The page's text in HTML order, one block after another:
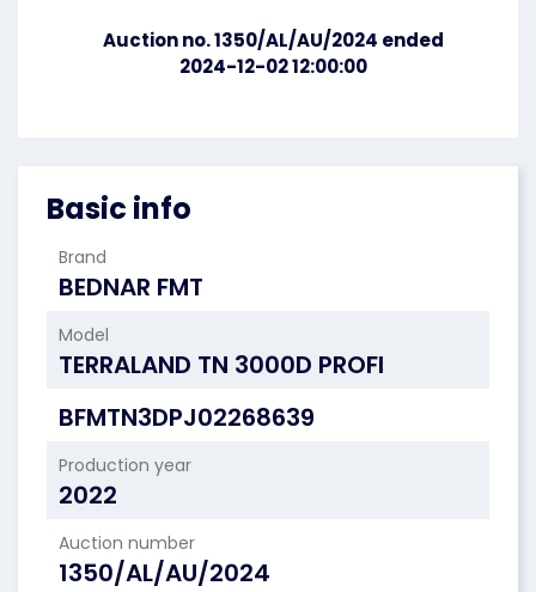
Basic info
Brand
BEDNAR FMT
Model
TERRALAND TN 3000D PROFI
BFMTN3DPJ02268639
Production year
2022
Auction number
1350/AL/AU/2024
Auction no. 1350/AL/AU/2024 ended
2024-12-02 12:00:00